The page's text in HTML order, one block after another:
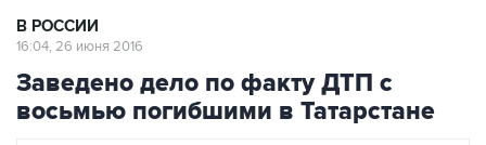
В РОССИИ
16:04, 26 июня 2016
Заведено дело по факту ДТП с
восьмью погибшими в Татарстане